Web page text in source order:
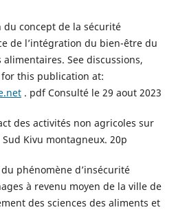
du concept de la sécurité
de l’intégration du bien-être du
See discussions,
this publication at:
. pdf Consulté le 29 aout 2023
des activités non agricoles sur
Kivu montagneux. 20p
phénomène d’insécurité
à revenu moyen de la ville de
des sciences des aliments et